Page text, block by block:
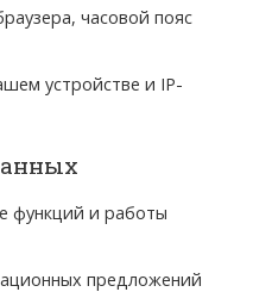
часовой пояс
устройстве и IP-
функций и работы
предложений